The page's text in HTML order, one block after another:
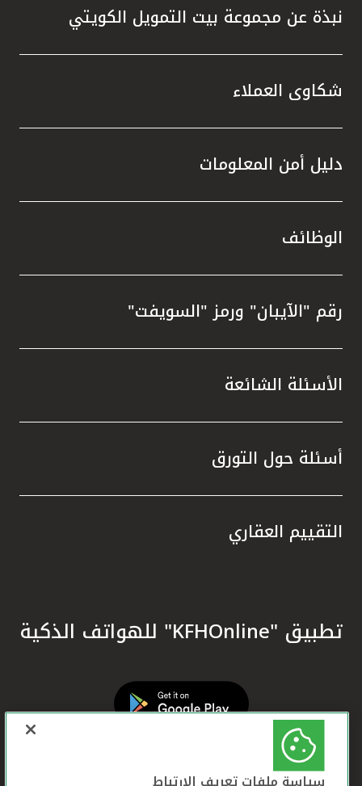
نبذة عن مجموعة بيت التمويل الكويتي
شكاوى العملاء
دليل أمن المعلومات
الوظائف
رقم "الآيبان" ورمز "السويفت"
الأسئلة الشائعة
أسئلة حول التورق
التقييم العقاري
تطبيق "KFHOnline" للهواتف الذكية